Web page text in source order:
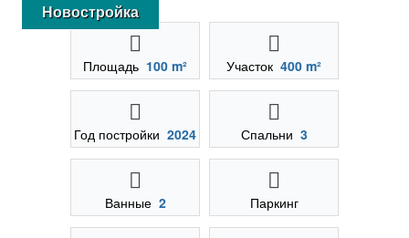
Новостройка
Площадь 100 m² Участок 400 m²
Год постройки 2024 Спальни 3
Ванные 2 Паркинг